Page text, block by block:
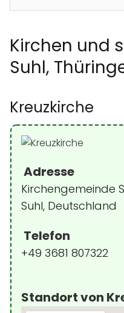
Kirchen und
Suhl,
Kreuzkirche
Adresse
Kirchengemeinde
Suhl, Deutschland
Telefon
+49 3681 807322
Standort von